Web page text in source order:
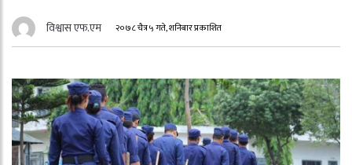
विश्वास एफ.एम २०७८ चैत्र ५ गते, शनिबार प्रकाशित